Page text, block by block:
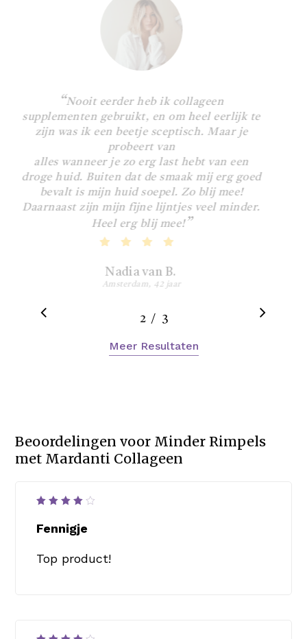
van het kraakbeen, de huid en de botten. De
werking van het Collageen Peptiden van
Peptan helpen de diepere huidlagen van
binnenuit te versterken en ondersteunt de
natuurlijke aanmaak van collageen. Het
Mardanti collageen poeder is dus een
werkzaam complex wat de huid van binnenuit
voedt en zorgt voor hydratatie en een jongere
uitstraling.
evenwichtige voeding en van een gezonde
levensstijl worden gebruikt.
“Nooit eerder heb ik collageen
supplementen gebruikt, en om heel eerlijk te
zijn was ik een beetje sceptisch. Maar je
probeert van
alles wanneer je zo erg last hebt van een
droge huid. Buiten dat de smaak mij erg goed
bevalt is mijn huid soepel. Zo blij mee!
Daarnaast zijn mijn fijne lijntjes veel minder.
Heel erg blij mee!
Nadia van B.
Amsterdam, 42 jaar
1 2 3
/ 3
Meer Resultaten
Beoordelingen voor Minder Rimpels
met Mardanti Collageen
4
uit
5
Fennigje
Top product!